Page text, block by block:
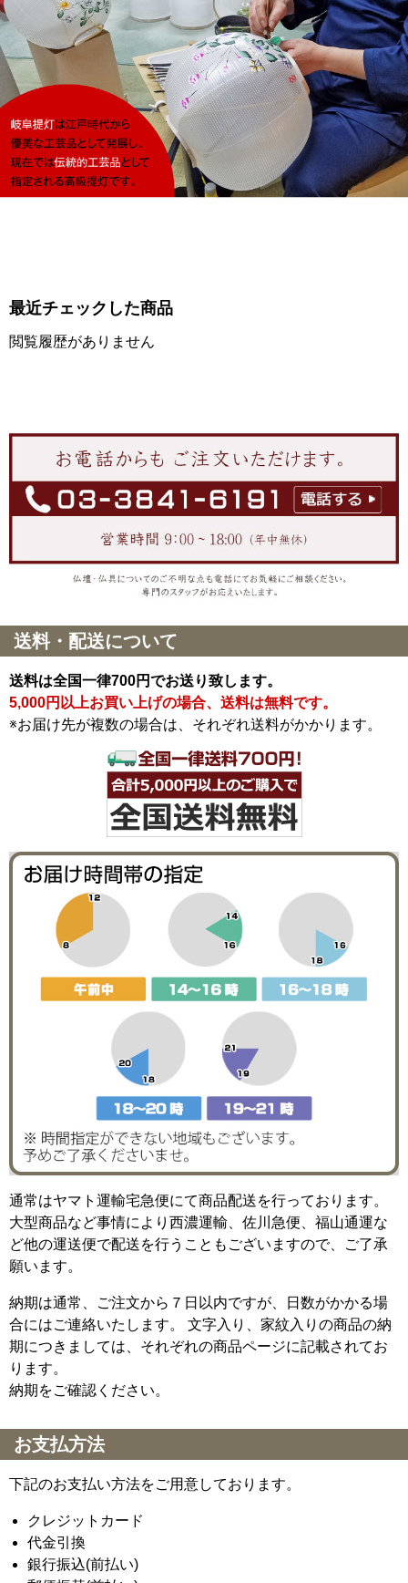
最近チェックした商品
閲覧履歴がありません
送料・配送について
送料は全国一律700円でお送り致します。
5,000円以上お買い上げの場合、送料は無料です。
※お届け先が複数の場合は、それぞれ送料がかかります。
通常はヤマト運輸宅急便にて商品配送を行っております。
大型商品など事情により西濃運輸、佐川急便、福山通運な
ど他の運送便で配送を行うこともございますので、ご了承
願います。
納期は通常、ご注文から７日以内ですが、日数がかかる場
合にはご連絡いたします。 文字入り、家紋入りの商品の納
期につきましては、それぞれの商品ページに記載されてお
ります。
納期をご確認ください。
お支払方法
下記のお支払い方法をご用意しております。
クレジットカード
代金引換
銀行振込(前払い)